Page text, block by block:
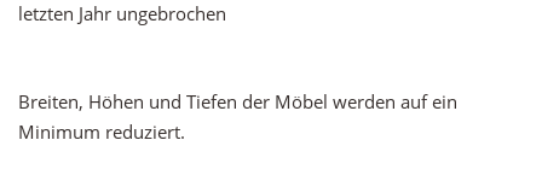
letzten Jahr ungebrochen
Breiten, Höhen und Tiefen der Möbel werden auf ein
Minimum reduziert.